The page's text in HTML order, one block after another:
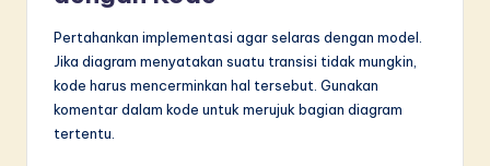
Pertahankan implementasi agar selaras dengan model.
Jika diagram menyatakan suatu transisi tidak mungkin,
kode harus mencerminkan hal tersebut. Gunakan
komentar dalam kode untuk merujuk bagian diagram
tertentu.